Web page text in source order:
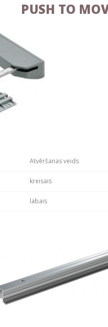
PUSH TO
Atvēršanas veids
kreisais
labais